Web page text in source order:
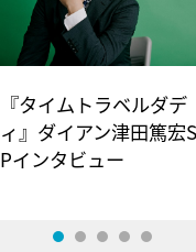
『タイムトラベルダデ
ィ』ダイアン津田篤宏S
Pインタビュー